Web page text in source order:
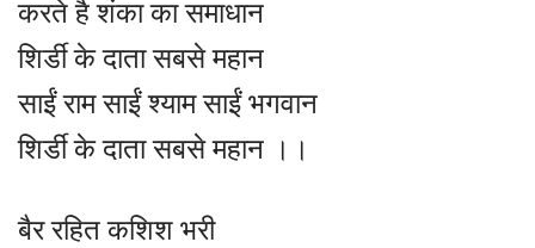
करते है शंका का समाधान
शिर्डी के दाता सबसे महान
साईं राम साईं श्याम साईं भगवान
शिर्डी के दाता सबसे महान ।।
बैर रहित कशिश भरी